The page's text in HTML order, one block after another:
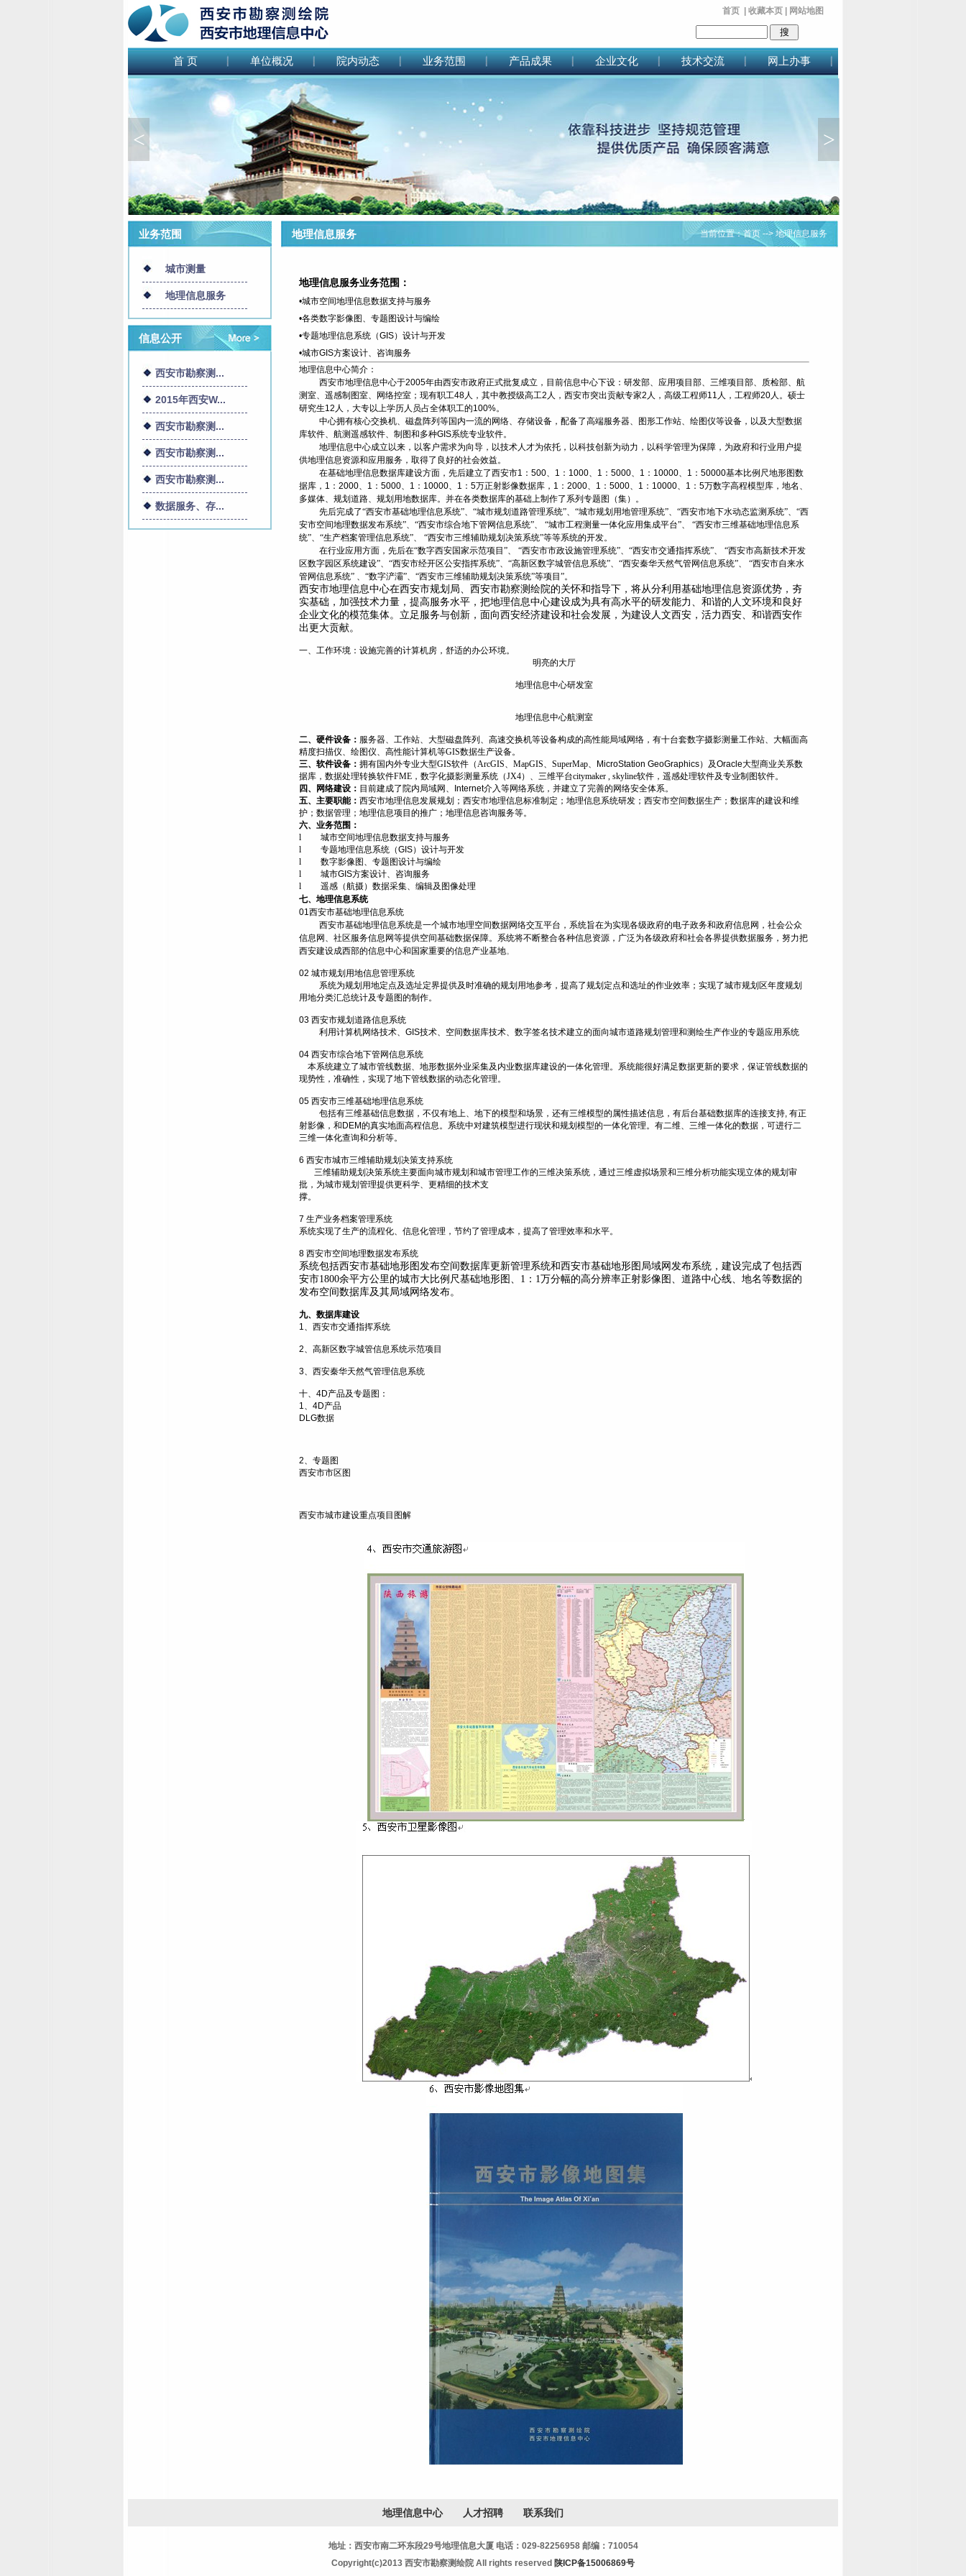
首页 收藏本页 网站地图
首 页 单位概况 院内动态 业务范围 产品成果 企业文化 技术交流 网上办事
< >
业务范围
城市测量
地理信息服务
信息公开
西安市勘察测...
2015年西安W...
西安市勘察测...
西安市勘察测...
西安市勘察测...
数据服务、存...
地理信息服务 当前位置：首页 --> 地理信息服务
地理信息服务业务范围：
•城市空间地理信息数据支持与服务
•各类数字影像图、专题图设计与编绘
•专题地理信息系统（GIS）设计与开发
•城市GIS方案设计、咨询服务
地理信息中心简介：
西安市地理信息中心于2005年由西安市政府正式批复成立，目前信息中心下设：研发部、应用项目部、三维项目部、质检部、航
测室、遥感制图室、网络控室；现有职工48人，其中教授级高工2 人，西安市突出贡献专家2 人，高级工程师11 人，工程师20人。硕士
研究生12 人，大专以上学历人员占全体职工的100%。
中心拥有核心交换机、磁盘阵列等国内一流的网络、存储设备，配备了高端服务器、图形工作站、绘图仪等设备，以及大型数据
库软件、航测遥感软件、制图和多种GIS系统专业软件。
地理信息中心成立以来，以客户需求为向导，以技术人才为依托，以科技创新为动力，以科学管理为保障，为政府和行业用户提
供地理信息资源和应用服务，取得了良好的社会效益。
在基础地理信息数据库建设方面，先后建立了西安市1 ： 500、 1 ： 1000、 1 ： 5000、 1 ： 10000、 1 ： 50000基本比例尺地形图数
据库， 1 ： 2000、 1 ： 5000、 1 ： 10000、 1 ： 5万正射影像数据库， 1 ： 2000、 1 ： 5000、 1 ： 10000、 1 ： 5万数字高程模型库，地名、
多媒体、规划道路、规划用地数据库。并在各类数据库的基础上制作了系列专题图（集）。
先后完成了“西安市基础地理信息系统”、“城市规划道路管理系统”、“城市规划用地管理系统”、“西安市地下水动态监测系统”、“西
安市空间地理数据发布系统”、“西安市综合地下管网信息系统”、
“城市工程测量一体化应用集成平台”、
“西安市三维基础地理信息系
统”、“生产档案管理信息系统”、
“西安市三维辅助规划决策系统”等等系统的开发。
在行业应用方面，先后在“数字西安国家示范项目”、
“西安市市政设施管理系统”、“西安市交通指挥系统”、
“西安市高新技术开发
区数字园区系统建设”、“西安市经开区公安指挥系统”、“高新区数字城管信息系统”、“西安秦华天然气管网信息系统”、
“西安市自来水
管网信息系统” 、“数字浐灞”、“西安市三维辅助规划决策系统”等项目”。
西安市地理信息中心在西安市规划局、西安市勘察测绘院的关怀和指导下，将从分利用基础地理信息资源优势，夯
实基础，加强技术力量，提高服务水平，把地理信息中心建设成为具有高水平的研发能力、和谐的人文环境和良好
企业文化的模范集体。立足服务与创新，面向西安经济建设和社会发展，为建设人文西安，活力西安、和谐西安作
出更大贡献。
一、工作环境：设施完善的计算机房，舒适的办公环境。
明亮的大厅
地理信息中心研发室
地理信息中心航测室
二、硬件设备： 服务器、工作站、大型磁盘阵列、高速交换机等设备构成的高性能局域网络，有十台套数字摄影测量工作站、大幅面高
精度扫描仪、绘图仪、高性能计算机等GIS数据生产设备。
三、软件设备： 拥有国内外专业大型GIS软件 （ArcGIS、 MapGIS、 SuperMap、 MicroStation GeoGraphics） 及Oracle大型商业关系数
据库 ，数据处理转换软件FME ， 数字化摄影测量系统 （JX4） 、三维平台citymaker , skyline软件，遥感处理软件及专业制图软件。
四、网络建设： 目前建成了院内局域网、 Internet介入等网络系统，并建立了完善的网络安全体系。
五、主要职能： 西安市地理信息发展规划；西安市地理信息标准制定；地理信息系统研发；西安市空间数据生产；数据库的建设和维
护；数据管理；地理信息项目的推广；地理信息咨询服务等。
六、业务范围：
l
城市空间地理信息数据支持与服务
l
专题地理信息系统（GIS）设计与开发
l
数字影像图、专题图设计与编绘
l
城市GIS方案设计、咨询服务
l
遥感（航摄）数据采集、编辑及图像处理
七、地理信息系统
01西安市基础地理信息系统
西安市基础地理信息系统是一个城市地理空间数据网络交互平台，系统旨在为实现各级政府的电子政务和政府信息网，社会公众
信息网、社区服务信息网等提供空间基础数据保障。系统将不断整合各种信息资源，广泛为各级政府和社会各界提供数据服务，努力把
西安建设成西部的信息中心和国家重要的信息产业基地。
02 城市规划用地信息管理系统
系统为规划用地定点及选址定界提供及时准确的规划用地参考，提高了规划定点和选址的作业效率；实现了城市规划区年度规划
用地分类汇总统计及专题图的制作。
03 西安市规划道路信息系统
利用计算机网络技术、 GIS技术、空间数据库技术、数字签名技术建立的面向城市道路规划管理和测绘生产作业的专题应用系统
04 西安市综合地下管网信息系统
本系统建立了城市管线数据、地形数据外业采集及内业数据库建设的一体化管理。系统能很好满足数据更新的要求，保证管线数据的
现势性，准确性，实现了地下管线数据的动态化管理。
05 西安市三维基础地理信息系统
包括有三维基础信息数据，不仅有地上、地下的模型和场景，还有三维模型的属性描述信息，有后台基础数据库的连接支持, 有正
射影像，和 DEM的真实地面高程信息。系统中对建筑模型进行现状和规划模型的一体化管理。有二维、三维一体化的数据，可进行二
三维一体化查询和分析等。
6 西安市城市三维辅助规划决策支持系统
三维辅助规划决策系统主要面向城市规划和城市管理工作的三维决策系统，通过三维虚拟场景和三维分析功能实现立体的规划审
批，为城市规划管理提供更科学、更精细的技术支
撑。
7 生产业务档案管理系统
系统实现了生产的流程化、信息化管理，节约了管理成本，提高了管理效率和水平。
8 西安市空间地理数据发布系统
系统包括西安市基础地形图发布空间数据库更新管理系统和西安市基础地形图局域网发布系统，建设完成了包括西
安市1800余平方公里的城市大比例尺基础地形图、 1 ： 1万分幅的高分辨率正射影像图、道路中心线、地名等数据的
发布空间数据库及其局域网络发布。
九、数据库建设
1、西安市交通指挥系统
2、高新区数字城管信息系统示范项目
3、西安秦华天然气管理信息系统
十、 4D产品及专题图：
1、 4D产品
DLG数据
2、专题图
西安市市区图
西安市城市建设重点项目图解
地理信息中心 人才招聘 联系我们
地址：西安市南二环东段29号地理信息大厦 电话：029-82256958 邮编：710054
Copyright(c)2013 西安市勘察测绘院 All rights reserved 陕ICP备15006869号